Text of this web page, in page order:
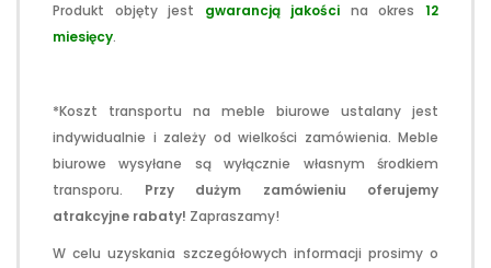
Produkt objęty jest gwarancją jakości na okres12
miesięcy.
*Koszt transportu na meble biurowe ustalany jest
indywidualnie i zależy od wielkości zamówienia. Meble
biurowe wysyłane są wyłącznie własnym środkiem
transporu. Przy dużym zamówieniu oferujemy
atrakcyjne rabaty! Zapraszamy!
W celu uzyskania szczegółowych informacji prosimy o